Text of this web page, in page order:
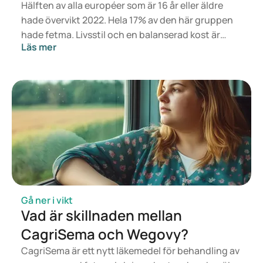
Hälften av alla européer som är 16 år eller äldre
hade övervikt 2022. Hela 17% av den här gruppen
hade fetma. Livsstil och en balanserad kost är
grunden för en hälsosam vikt, men om det inte
är utvecklat för behandling av typ 2-diabetes,
medan Wegovy är framtaget för viktminskning
och viktkontroll. Mounjaro har dock också positiva
effekter på viktminskning och viktkontroll. I den
här artikeln går vi igenom båda läkemedlen, deras
effekter på vikten, de viktigaste skillnaderna och
biverkningarna.
Läs mer
Gå ner i vikt
Vad är skillnaden mellan
CagriSema och Wegovy?
CagriSema är ett nytt läkemedel för behandling av